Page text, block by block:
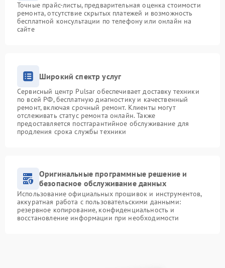
Точные прайс-листы, предварительная оценка стоимости
ремонта, отсутствие скрытых платежей и возможность
бесплатной консультации по телефону или онлайн на
сайте
Широкий спектр услуг
Сервисный центр Pulsar обеспечивает доставку техники
по всей РФ, бесплатную диагностику и качественный
ремонт, включая срочный ремонт. Клиенты могут
отслеживать статус ремонта онлайн. Также
предоставляется постгарантийное обслуживание для
продления срока службы техники
Оригинальные программные решение и
безопасное обслуживание данных
Использование официальных прошивок и инструментов,
аккуратная работа с пользовательскими данными:
резервное копирование, конфиденциальность и
восстановление информации при необходимости